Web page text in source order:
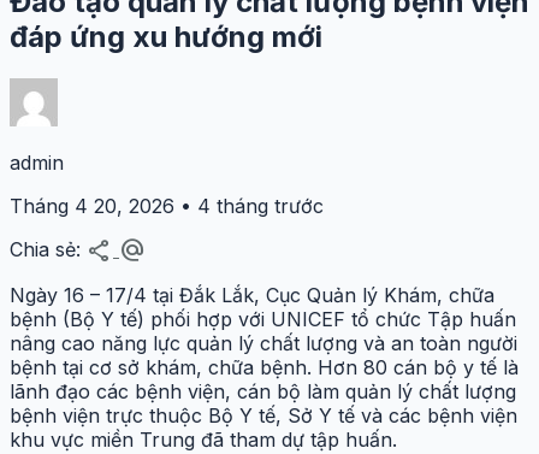
đáp ứng xu hướng mới
admin
Tháng 4 20, 2026 • 4 tháng trước
Chia sẻ: share alternate_email
Ngày 16 – 17/4 tại Đắk Lắk, Cục Quản lý Khám, chữa
bệnh (Bộ Y tế) phối hợp với UNICEF tổ chức Tập huấn
nâng cao năng lực quản lý chất lượng và an toàn người
bệnh tại cơ sở khám, chữa bệnh. Hơn 80 cán bộ y tế là
lãnh đạo các bệnh viện, cán bộ làm quản lý chất lượng
bệnh viện trực thuộc Bộ Y tế, Sở Y tế và các bệnh viện
khu vực miền Trung đã tham dự tập huấn.